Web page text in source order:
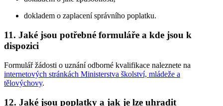
dokladem o zaplacení správního poplatku.
11. Jaké jsou potřebné formuláře a kde jsou k
dispozici
Formulář žádosti o uznání odborné kvalifikace naleznete na
internetových stránkách Ministerstva školství, mládeže a
tělovýchovy.
12. Jaké jsou poplatky a jak je lze uhradit